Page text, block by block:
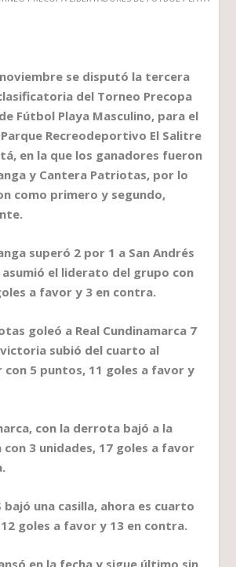
noviembre se disputó la tercera
del Torneo Precopa
Fútbol Playa Masculino, para el
Recreodeportivo El Salitre
en la que los ganadores fueron
y Cantera Patriotas, por lo
como primero y segundo,
superó 2 por 1 a San Andrés
asumió el liderato del grupo con
a favor y 3 en contra.
goleó a Real Cundinamarca 7
subió del cuarto al
con 5 puntos, 11 goles a favor y
con la derrota bajó a la
3 unidades, 17 goles a favor
bajó una casilla, ahora es cuarto
goles a favor y 13 en contra.